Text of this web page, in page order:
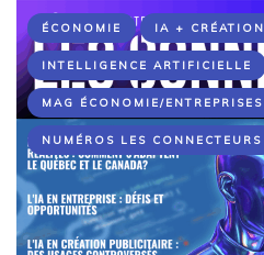
ÉCONOMIE IA + CRÉATION
INTELLIGENCE ARTIFICIELLE
MAG ÉCONOMIE/ENTREPRISES
NUMÉROS LES CONNECTEURS